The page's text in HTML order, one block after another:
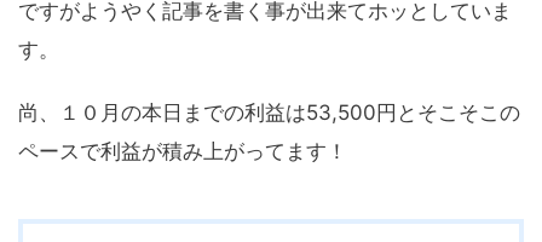
ですがようやく記事を書く事が出来てホッとしていま
す。
尚、１０月の本日までの利益は53,500円とそこそこの
ペースで利益が積み上がってます！